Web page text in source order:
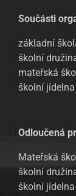
Součásti
základní
školní
mateřská
školní
Odloučená
Mateřská
školní
školní